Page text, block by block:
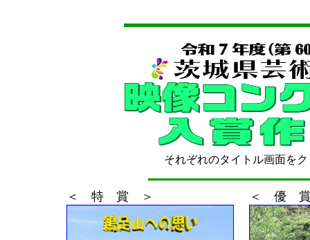
それぞれのタイトル画面を
＜ 特 賞 ＞ ＜ 優